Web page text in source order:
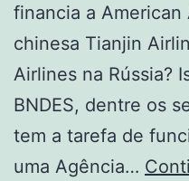
financia a American
chinesa Tianjin
Airlines na Rússia?
BNDES, dentre os
tem a tarefa de
uma Agência…